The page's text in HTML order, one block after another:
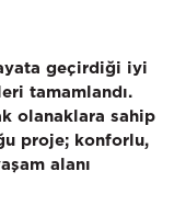
geçirdiği iyi
tamamlandı.
olanaklara sahip
proje; konforlu,
alanı